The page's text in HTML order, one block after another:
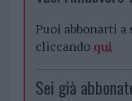
Puoi abbonarti a
cliccando qui
Sei già